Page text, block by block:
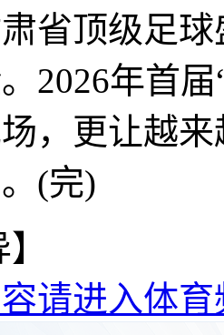
省顶级足
2026年首
，更让越
(完)
请进入体育